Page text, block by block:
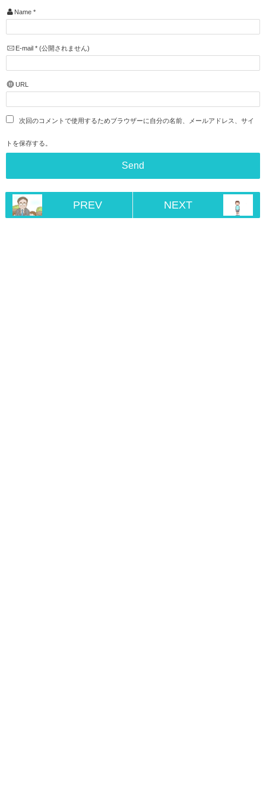
Name *
E-mail *(公開されません)
URL
次回のコメントで使用するためブラウザーに自分の名前、メールアドレス、サイ
トを保存する。
PREV NEXT